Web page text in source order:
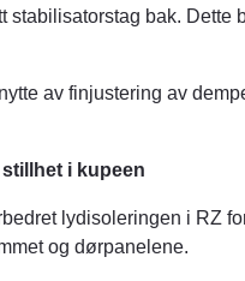
stabilisatorstag bak.
av finjustering av
i kupeen
lydisoleringen i RZ
og dørpanelene.